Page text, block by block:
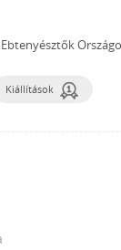
Kiállítások